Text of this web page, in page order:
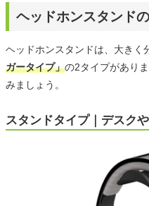
ヘッドホンスタンド
ヘッドホンスタンドは、大きく
ガータイプ」の2タイプがあり
みましょう。
スタンドタイプ｜デスク